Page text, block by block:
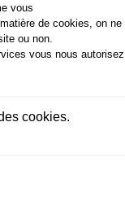
vous
de cookies, on
ou non.
vous nous autorisez
cookies.
de missions
domaines, Anissa
d’assistante de